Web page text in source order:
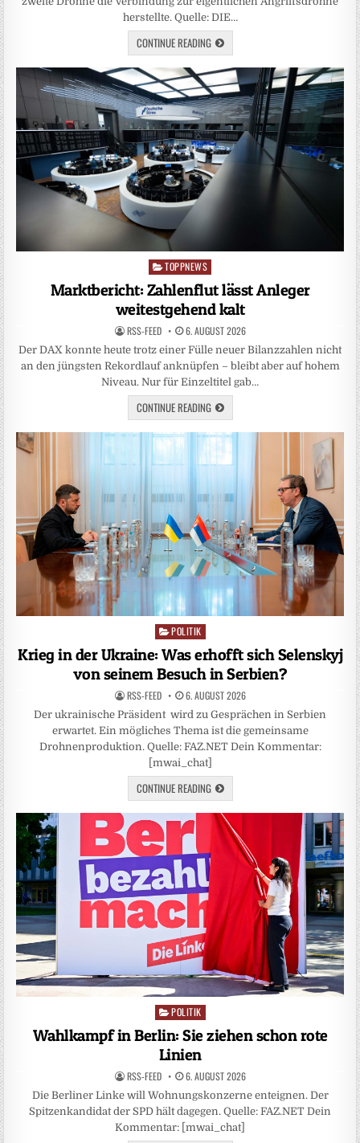
herstellte. Quelle: DIE…
CONTINUE READING
Posted
in
TOPPNEWS
Marktbericht: Zahlenflut lässt Anleger
weitestgehend kalt
RSS-FEED 6. AUGUST 2026
Der DAX konnte heute trotz einer Fülle neuer Bilanzzahlen nicht
an den jüngsten Rekordlauf anknüpfen – bleibt aber auf hohem
Niveau. Nur für Einzeltitel gab…
CONTINUE READING
Posted
in
POLITIK
Krieg in der Ukraine: Was erhofft sich Selenskyj
von seinem Besuch in Serbien?
RSS-FEED 6. AUGUST 2026
Der ukrainische Präsident wird zu Gesprächen in Serbien
erwartet. Ein mögliches Thema ist die gemeinsame
Drohnenproduktion. Quelle: FAZ.NET Dein Kommentar:
[mwai_chat]
CONTINUE READING
Posted
in
POLITIK
Wahlkampf in Berlin: Sie ziehen schon rote
Linien
RSS-FEED 6. AUGUST 2026
Die Berliner Linke will Wohnungskonzerne enteignen. Der
Spitzenkandidat der SPD hält dagegen. Quelle: FAZ.NET Dein
Kommentar: [mwai_chat]